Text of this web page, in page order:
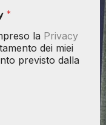
*
la Privacy
dei miei
previsto dalla